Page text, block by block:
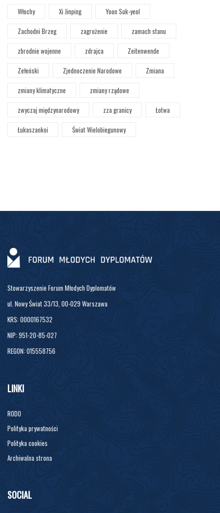
Włochy
Xi Jinping
Yoon Suk-yeol
Zachodni Brzeg
zagrożenie
zamach stanu
zbrodnie wojenne
zdrajca
Zeitenwende
Zełeński
Zjednoczenie Narodowe
Zmiana
zmiany klimatyczne
zmiany rządowe
zwyczaj międzynarodowy
zza granicy
Łotwa
Łukaszankoi
Świat Wielobiegunowy
Stowarzyszenie Forum Młodych Dyplomatów
ul. Nowy Świat 33/13, 00-029 Warszawa
KRS: 0000167532
NIP: 951-20-85-027
REGON: 015558756
LINKI
RODO
Polityka prywatności
Polityka cookies
Archiwalna strona
SOCIAL